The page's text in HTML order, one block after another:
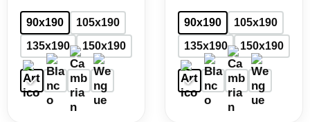
90x190
105x190
135x190
150x190
90x190
105x190
135x190
150x190